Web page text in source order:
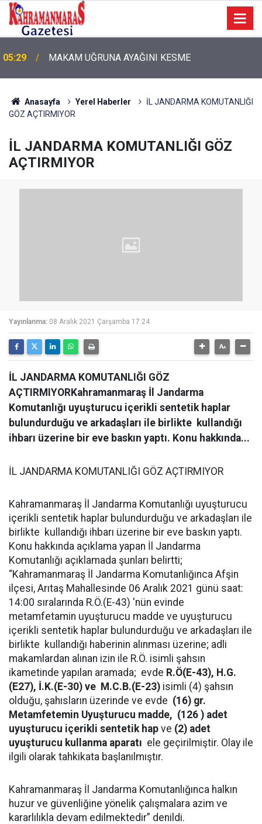
05:29 MAKAM UĞRUNA AYAĞINI KESME
Anasayfa Yerel Haberler
İL JANDARMA KOMUTANLIĞI
GÖZ AÇTIRMIYOR
İL JANDARMA KOMUTANLIĞI GÖZ
AÇTIRMIYOR
Yayınlanma: 08 Aralık 2021 Çarşamba 17:24
İL JANDARMA KOMUTANLIĞI GÖZ
AÇTIRMIYORKahramanmaraş İl Jandarma
Komutanlığı uyuşturucu içerikli sentetik haplar
bulundurduğu ve arkadaşları ile birlikte kullandığı
ihbarı üzerine bir eve baskın yaptı. Konu hakkında...
İL JANDARMA KOMUTANLIĞI GÖZ AÇTIRMIYOR
Kahramanmaraş İl Jandarma Komutanlığı uyuşturucu
içerikli sentetik haplar bulundurduğu ve arkadaşları ile
birlikte kullandığı ihbarı üzerine bir eve baskın yaptı.
Konu hakkında açıklama yapan İl Jandarma
Komutanlığı açıklamada şunları belirtti;
“Kahramanmaraş İl Jandarma Komutanlığınca Afşin
ilçesi, Arıtaş Mahallesinde 06 Aralık 2021 günü saat:
14:00 sıralarında R.Ö.(E-43) 'nün evinde
metamfetamin uyuşturucu madde ve uyuşturucu
içerikli sentetik haplar bulundurduğu ve arkadaşları ile
birlikte kullandığı haberinin alınması üzerine; adli
makamlardan alınan izin ile R.Ö. isimli şahsın
ikametinde yapılan aramada; evde R.Ö(E-43), H.G.
(E27), İ.K.(E-30) ve M.C.B.(E-23) isimli (4) şahsın
olduğu, şahısların üzerinde ve evde (16) gr.
Metamfetemin Uyuşturucu madde, (126 ) adet
uyuşturucu içerikli sentetik hap ve (2) adet
uyuşturucu kullanma aparatı ele geçirilmiştir. Olay ile
ilgili olarak tahkikata başlanılmıştır.
Kahramanmaraş İl Jandarma Komutanlığınca halkın
huzur ve güvenliğine yönelik çalışmalara azim ve
kararlılıkla devam edilmektedir” denildi.